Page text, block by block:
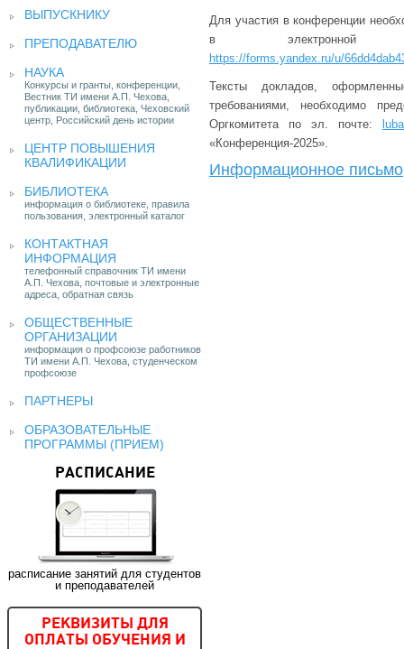
ВЫПУСКНИКУ
ПРЕПОДАВАТЕЛЮ
НАУКА
Конкурсы и гранты, конференции,
Вестник ТИ имени А.П. Чехова,
публикации, библиотека, Чеховский
центр, Российский день истории
ЦЕНТР ПОВЫШЕНИЯ
КВАЛИФИКАЦИИ
БИБЛИОТЕКА
информация о библиотеке, правила
пользования, электронный каталог
КОНТАКТНАЯ
ИНФОРМАЦИЯ
телефонный справочник ТИ имени
А.П. Чехова, почтовые и электронные
адреса, обратная связь
ОБЩЕСТВЕННЫЕ
ОРГАНИЗАЦИИ
информация о профсоюзе работников
ТИ имени А.П. Чехова, студенческом
профсоюзе
ПАРТНЕРЫ
ОБРАЗОВАТЕЛЬНЫЕ
ПРОГРАММЫ (ПРИЕМ)
РАСПИСАНИЕ
расписание занятий для студентов
и преподавателей
РЕКВИЗИТЫ ДЛЯ
ОПЛАТЫ ОБУЧЕНИЯ И
Для участия в конференции
в
https://forms.yandex.ru/u/
Тексты докладов,
требованиями, необходимо
Оргкомитета по эл. почте:
«Конференция-2025».
Информационное письмо